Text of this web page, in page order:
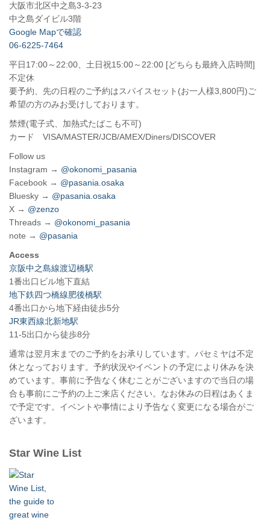
大阪市北区中之島3-3-23
中之島ダイビル3階
Google Mapで確認
06-6225-7464
平日17:00～22:00、土日祝15:00～22:00 [どちらも最終入店時間]
不定休
要予約、先の日程のご予約はスパイスセット(お一人様3,800円)ご
希望の方のみお受けしております。
禁煙(電子式、加熱式たばこも不可)
カード VISA/MASTER/JCB/AMEX/Diners/DISCOVER
Follow us
Instagram → @okonomi_pasania
Facebook → @pasania.osaka
Bluesky → @pasania.osaka
X → @zenzo
Threads → @okonomi_pasania
note → @pasania
Access
京阪中之島線渡辺橋駅
1番出口ビル地下直結
地下鉄四つ橋線肥後橋駅
4番出口から地下経由徒歩5分
JR東西線北新地駅
11-5出口から徒歩8分
通常は翌月末までのご予約をお承りしています。パセミヤは不定
休となっております。予約状況やイベントの予定により休みを決
めています。事前に予告なく休むことがございますので当日の場
合も事前にご予約の上ご来店ください。なお休みの日程はあくま
で予定です。イベントや事情により予告なく変更になる場合がご
ざいます。
Star Wine List